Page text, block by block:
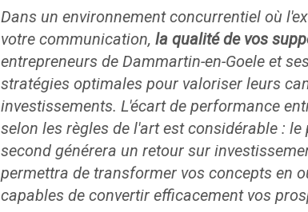
Dans un environnement concurrentiel où
votre communication, la qualité de vos
entrepreneurs de Dammartin-en-Goele et
stratégies optimales pour valoriser leurs
investissements. L'écart de performance
selon les règles de l'art est considérable :
second générera un retour sur
permettra de transformer vos concepts en
capables de convertir efficacement vos